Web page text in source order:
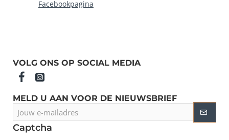
Facebookpagina
VOLG ONS OP SOCIAL MEDIA
MELD U AAN VOOR DE NIEUWSBRIEF
e-
mailadres
Captcha